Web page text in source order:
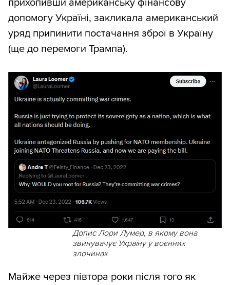
прихопивши американську фінансову
допомогу Україні, закликала американський
уряд припинити постачання зброї в Україну
(ще до перемоги Трампа).
Допис Лори Лумер, в якому вона
звинувачує Україну у воєнних
злочинах
Майже через півтора роки після того як